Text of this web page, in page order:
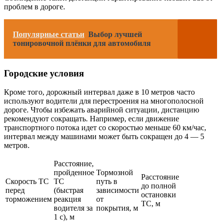
проблем в дороге.
Популярные статьи Выбор лучшей
тонировочной плёнки для автомобиля
Городские условия
Кроме того, дорожный интервал даже в 10 метров часто
используют водители для перестроения на многополосной
дороге. Чтобы избежать аварийной ситуации, дистанцию
рекомендуют сокращать. Например, если движение
транспортного потока идет со скоростью меньше 60 км/час,
интервал между машинами может быть сокращен до 4 — 5
метров.
Скорость ТС
перед
торможением
Расстояние,
пройденное
ТС
(быстрая
реакция
водителя за
1 с), м
Тормозной
путь в
зависимости
от
покрытия, м
Расстояние
до полной
остановки
ТС, м